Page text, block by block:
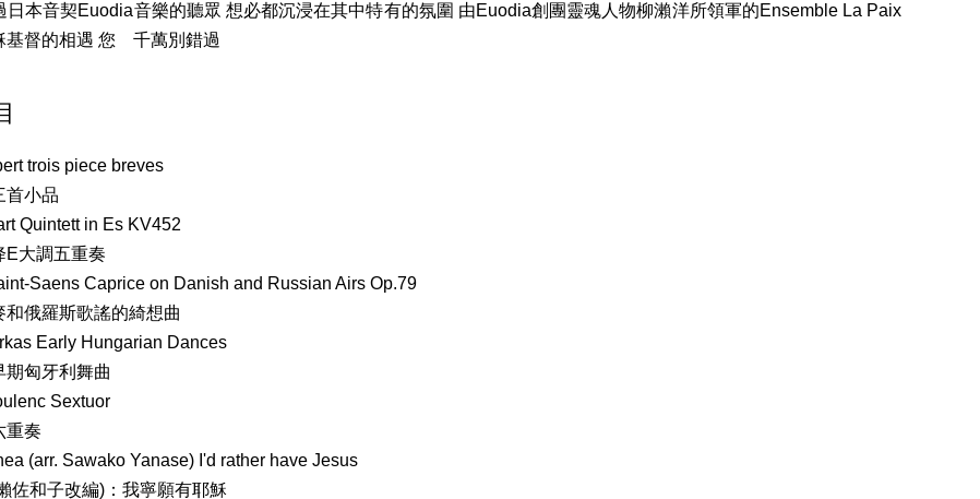
日本音契Euodia音樂的聽眾 想必都沉浸在其中特有的氛圍 由Euodia創團靈魂人物柳瀨洋所領軍的Ensemble La Paix
基督的相遇 您 千萬別錯過
trois piece breves
首小品
Quintett in Es KV452
E大調五重奏
Saens Caprice on Danish and Russian Airs Op.79
和俄羅斯歌謠的綺想曲
Early Hungarian Dances
期匈牙利舞曲
Sextuor
重奏
(arr. Sawako Yanase) I'd rather have Jesus
佐和子改編)：我寧願有耶穌